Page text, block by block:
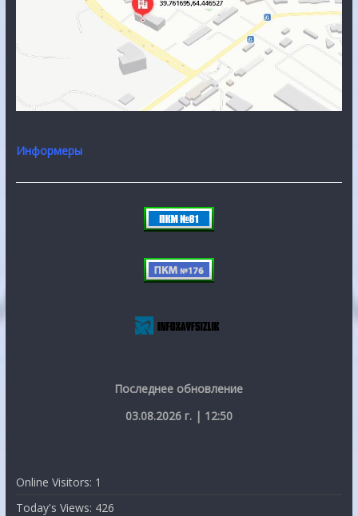
Информеры
Последнее обновление
03.08.2026 г. | 12:50
Online Visitors: 1
Today's Views: 426